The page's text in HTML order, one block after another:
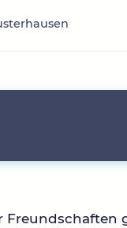
Freundschaften